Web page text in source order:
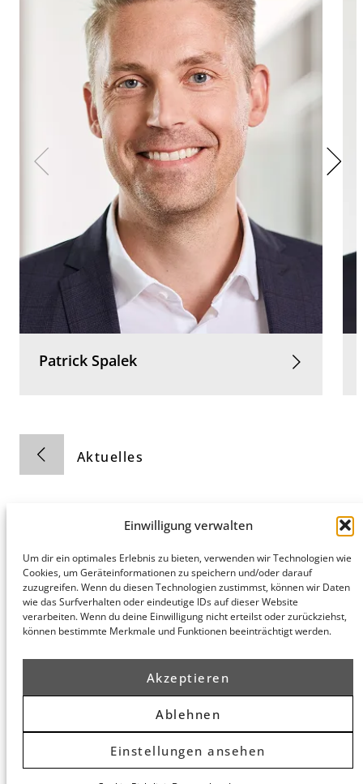
Einwilligung verwalten
Um dir ein optimales Erlebnis zu bieten, verwenden wir Technologien wie
Cookies, um Geräteinformationen zu speichern und/oder darauf
zuzugreifen. Wenn du diesen Technologien zustimmst, können wir Daten
wie das Surfverhalten oder eindeutige IDs auf dieser Website
verarbeiten. Wenn du deine Einwilligung nicht erteilst oder zurückziehst,
können bestimmte Merkmale und Funktionen beeinträchtigt werden.
Akzeptieren
Ablehnen
Einstellungen ansehen
Patrick Spalek
Aktuelles
Hamburg
honert
hamburg
PartG mbB
Hamburg
München
honert
münchen
PartG mbB
München
Routenplaner
Datenschutz
Impressum
© 2026 honert. Alle Rechte vorbehalten.